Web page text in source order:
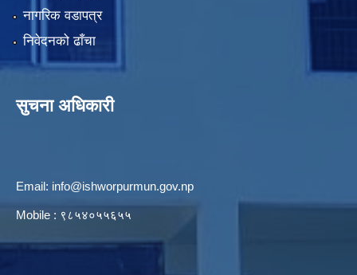
नागरिक वडापत्र
निवेदनको ढाँचा
सुचना अधिकारी
Email: info@ishworpurmun.gov.np
Mobile : ९८५४०५५६५५